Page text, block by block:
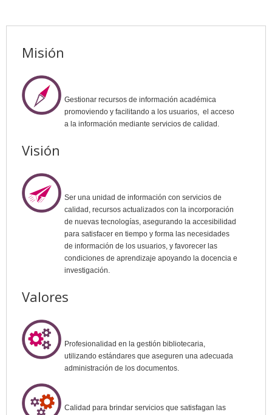
Misión
Gestionar recursos de información académica
promoviendo y facilitando a los usuarios, el acceso
a la información mediante servicios de calidad.
Visión
Ser una unidad de información con servicios de
calidad, recursos actualizados con la incorporación
de nuevas tecnologías, asegurando la accesibilidad
para satisfacer en tiempo y forma las necesidades
de información de los usuarios, y favorecer las
condiciones de aprendizaje apoyando la docencia e
investigación.
Valores
Profesionalidad en la gestión bibliotecaria,
utilizando estándares que aseguren una adecuada
administración de los documentos.
Calidad para brindar servicios que satisfagan las